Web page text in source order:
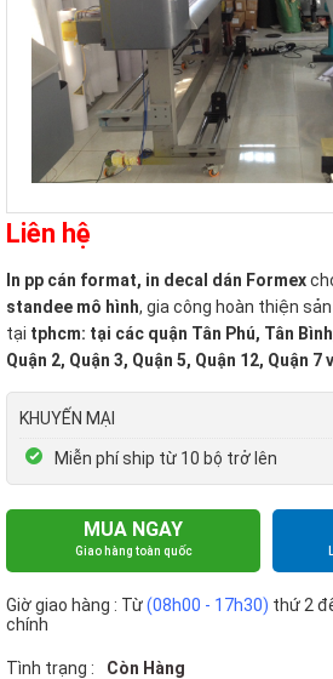
Liên hệ
In pp cán format, in decal dán Formex
standee mô hình, gia công hoàn thiện
tại tphcm: tại các quận Tân Phú, Tân
Quận 2, Quận 3, Quận 5, Quận 12, Quận
KHUYẾN MẠI
Miễn phí ship từ 10 bộ trở lên
MUA NGAY
Giao hàng toàn quốc
Giờ giao hàng : Từ(08h00 - 17h30) thứ 2
chính
Tình trạng : Còn Hàng